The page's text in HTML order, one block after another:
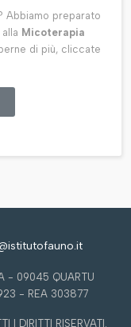
Abbiamo preparato
Micoterapia
di più, cliccate
- 09045 QUARTU
- REA 303877
I DIRITTI RISERVATI.